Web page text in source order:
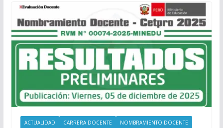
ACTUALIDAD CARRERA DOCENTE NOMBRAMIENTO DOCENTE